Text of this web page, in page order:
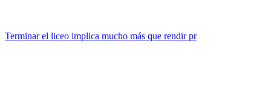
Terminar el liceo implica mucho más que rendir pr